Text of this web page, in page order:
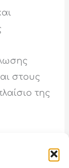
στους
της